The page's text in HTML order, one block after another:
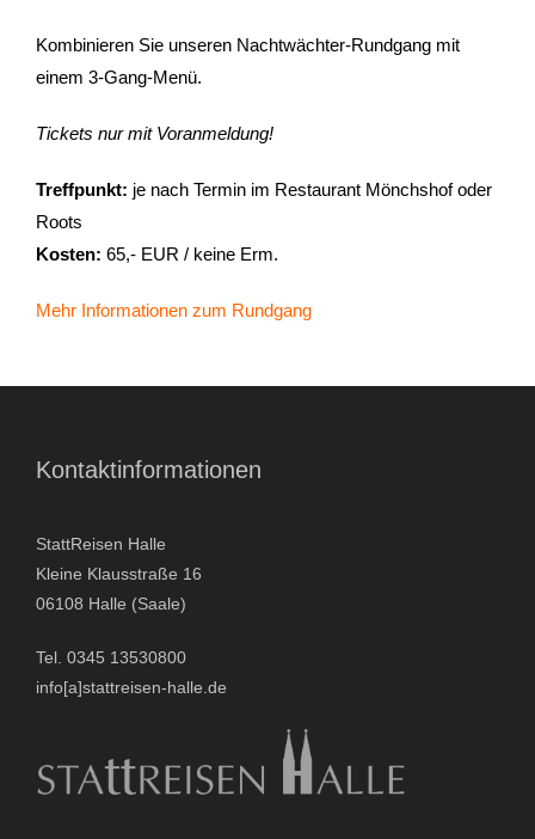
- Kinder & Schulklassen
- Polizeiruf-Touren
- Kulinarische Stadtführungen
- Ausflüge & Touren
- Stadtspiele-Outdoor Games
Gutscheine & Geschenke
- Philosophie
Kombinieren Sie unseren Nachtwächter-Rundgang mit
einem 3-Gang-Menü.
Tickets nur mit Voranmeldung!
Treffpunkt: je nach Termin im Restaurant Mönchshof oder
Roots
Kosten: 65,- EUR / keine Erm.
Mehr Informationen zum Rundgang
Kontaktinformationen
StattReisen Halle
Kleine Klausstraße 16
06108 Halle (Saale)
Tel. 0345 13530800
info[a]stattreisen-halle.de